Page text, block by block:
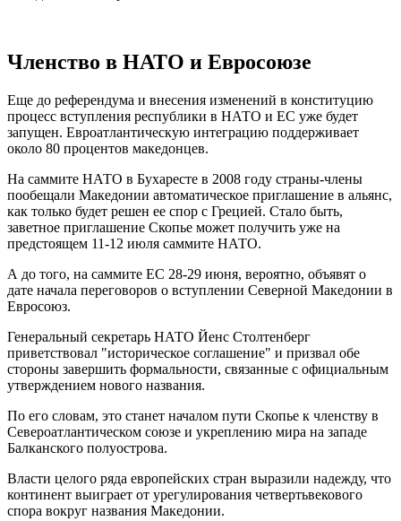
Членство в НАТО и Евросоюзе
Еще до референдума и внесения изменений в конституцию
процесс вступления республики в НАТО и ЕС уже будет
запущен. Евроатлантическую интеграцию поддерживает
около 80 процентов македонцев.
На саммите НАТО в Бухаресте в 2008 году страны-члены
пообещали Македонии автоматическое приглашение в альянс,
как только будет решен ее спор с Грецией. Стало быть,
заветное приглашение Скопье может получить уже на
предстоящем 11-12 июля саммите НАТО.
А до того, на саммите ЕС 28-29 июня, вероятно, объявят о
дате начала переговоров о вступлении Северной Македонии в
Евросоюз.
Генеральный секретарь НАТО Йенс Столтенберг
приветствовал "историческое соглашение" и призвал обе
стороны завершить формальности, связанные с официальным
утверждением нового названия.
По его словам, это станет началом пути Скопье к членству в
Североатлантическом союзе и укреплению мира на западе
Балканского полуострова.
Власти целого ряда европейских стран выразили надежду, что
континент выиграет от урегулирования четвертьвекового
спора вокруг названия Македонии.